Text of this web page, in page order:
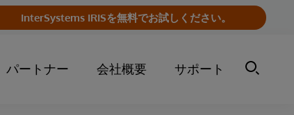
InterSystems IRISを無料でお試しください。
パートナー 会社概要 サポート